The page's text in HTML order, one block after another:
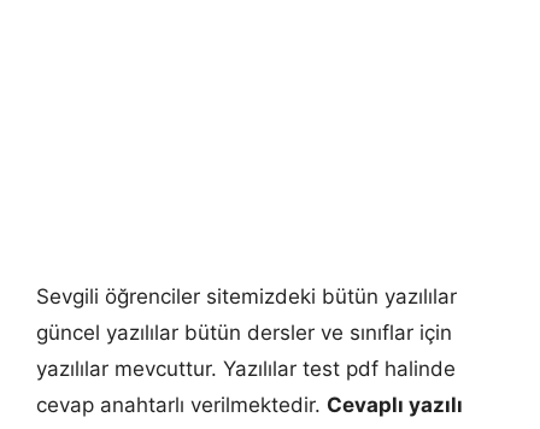
Sevgili öğrenciler sitemizdeki bütün yazılılar
güncel yazılılar bütün dersler ve sınıflar için
yazılılar mevcuttur. Yazılılar test pdf halinde
cevap anahtarlı verilmektedir. Cevaplı yazılı